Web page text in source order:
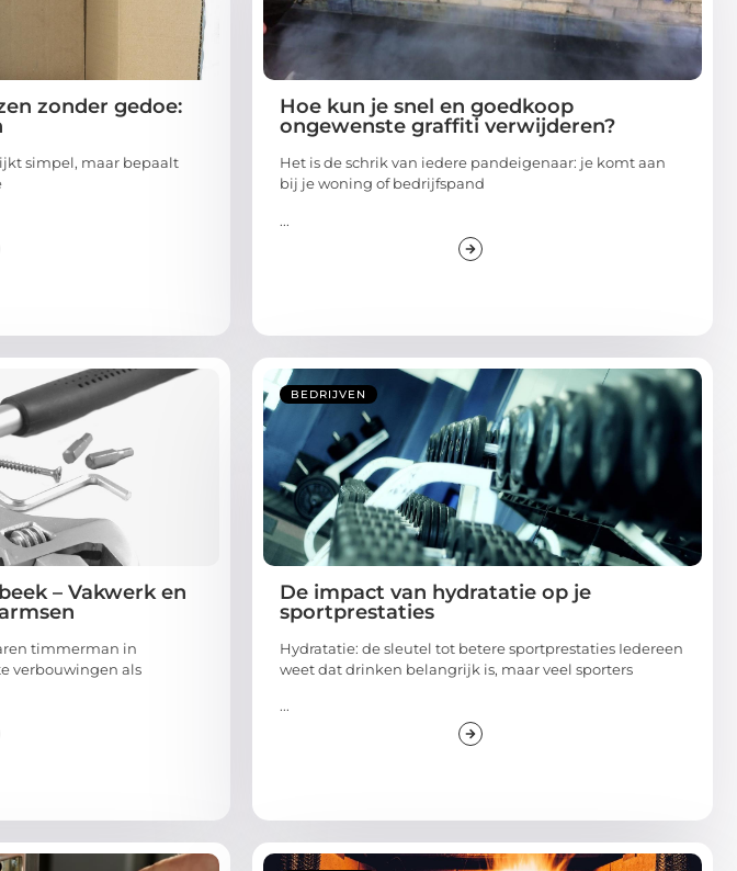
zonder gedoe:
simpel, maar bepaalt
Hoe kun je snel en goedkoop
ongewenste graffiti verwijderen?
Het is de schrik van iedere pandeigenaar: je komt aan
bij je woning of bedrijfspand
...
– Vakwerk en
timmerman in
verbouwingen als
BEDRIJVEN
De impact van hydratatie op je
sportprestaties
Hydratatie: de sleutel tot betere sportprestaties Iedereen
weet dat drinken belangrijk is, maar veel sporters
...